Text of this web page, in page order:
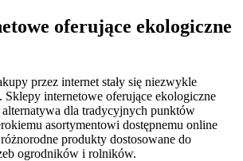
oferujące ekologiczne
przez internet stały się niezwykle
Sklepy internetowe oferujące ekologiczne
alternatywa dla tradycyjnych punktów
asortymentowi dostępnemu online
produkty dostosowane do
ogrodników i rolników.